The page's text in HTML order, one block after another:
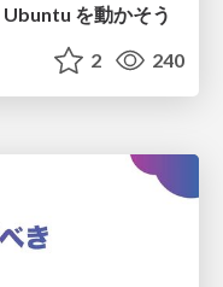
を動かそう
2 240